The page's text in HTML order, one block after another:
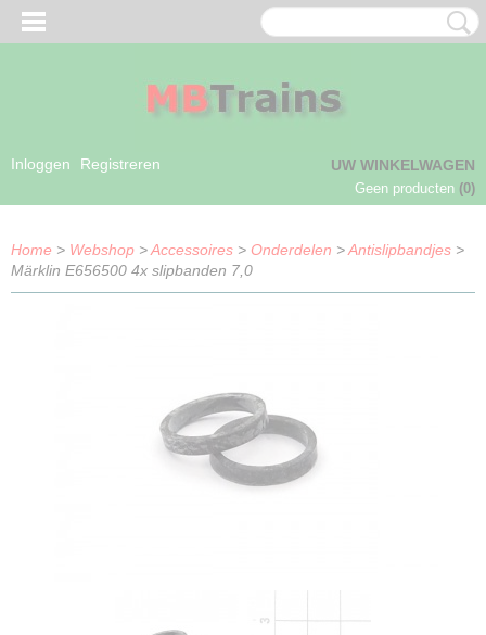
Inloggen Registreren UW WINKELWAGEN
Geen producten (0)
Home > Webshop >Accessoires > Onderdelen >Antislipbandjes >
Märklin E656500 4x slipbanden 7,0